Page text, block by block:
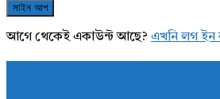
আগে থেকেই একাউন্ট আছে? এখনি লগ